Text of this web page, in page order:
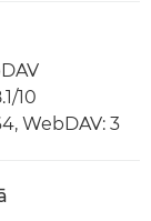
10
WebDAV: 3